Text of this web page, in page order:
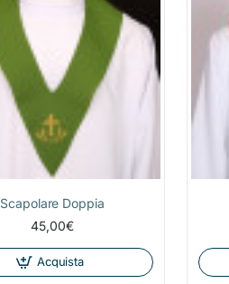
Scapolare Doppia
45,00€
Acquista